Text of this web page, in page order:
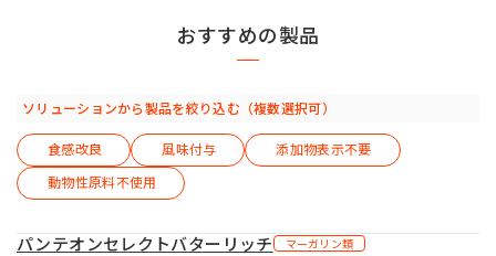
MIYOSHI MIRAI PLATFORM
おすすめの製品
ソリューションから製品を絞り込む（複数選択可）
食感改良 風味付与
添加物表示不要
動物性原料不使用
パンテオンセレクトバターリッチ マーガリン類